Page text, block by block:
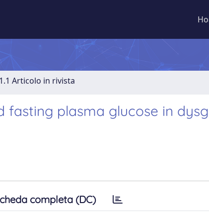
1.1 Articolo in rivista
fasting plasma glucose in
completa (DC)